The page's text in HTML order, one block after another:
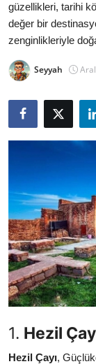
Şehirler
Gezilecek Yerler
Tarih & Mitoloji
Yeme İçme
Kamp & Doğa
Konaklama &
Aile & Çocukla
Yaz Tatili &
Hafta Sonu &
güzellikleri, tarihi
değer bir
zenginlikleriyle
Seyyah
1. Hezil
Hezil Çayı,